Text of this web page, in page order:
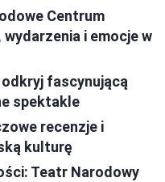
Centrum
i emocje w
fascynującą
spektakle
recenzje i
kulturę
Teatr Narodowy